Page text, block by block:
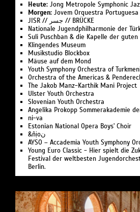
Heute: Jong Metro­pole Sym­phonic
Morgen: Jovem Orques­tra Portuguesa
JISR // جسر // BRÜCKE
Nationale Jugend­philharmonie der
Suli Pusch­ban & die Ka­pelle der gu­ten
Klingendes Museum
Musikstudio Blockbox
Mäuse auf dem Mond
Youth Symphony Orchestra of
Or­ches­tra of the Ameri­cas &
The Jakob Manz-Karthik Mani Project
Ulster Youth Or­chestra
Slo­ve­ni­an Youth Orchestra
Angelika Pro­kopp Som­mer­akademie
ni-va
Estonian National Opera Boys' Choir
&ñịoن
AYSO – Accademia Youth Symphony
Young Euro Classic - Hier spielt die
Festival der weltbesten
Berlin.